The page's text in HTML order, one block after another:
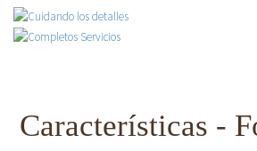
Características -